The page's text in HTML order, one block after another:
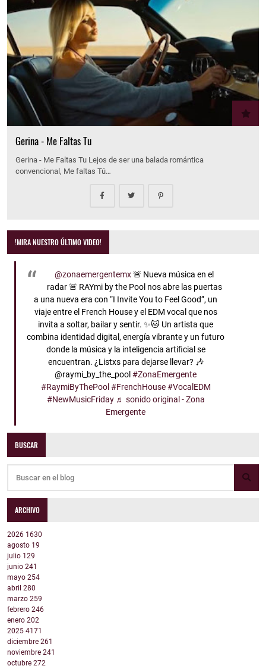
Gerina - Me Faltas Tu
Gerina - Me Faltas Tu Lejos de ser una balada romántica
convencional, Me faltas Tú…
!MIRA NUESTRO ÚLTIMO VIDEO!
@zonaemergentemx🚨 Nueva música en el
radar 🚨 RAYmi by the Pool nos abre las puertas
a una nueva era con “I Invite You to Feel Good”, un
viaje entre el French House y el EDM vocal que nos
invita a soltar, bailar y sentir. ✨🐱 Un artista que
combina identidad digital, energía vibrante y un futuro
donde la música y la inteligencia artificial se
encuentran. ¿Listxs para dejarse llevar? 🎶
@raymi_by_the_pool#ZonaEmergente
#RaymiByThePool #FrenchHouse #VocalEDM
#NewMusicFriday ♬ sonido original - Zona
Emergente
BUSCAR
ARCHIVO
2026 1630
agosto 19
julio 129
junio 241
mayo 254
abril 280
marzo 259
febrero 246
enero 202
2025 4171
diciembre 261
noviembre 241
octubre 272